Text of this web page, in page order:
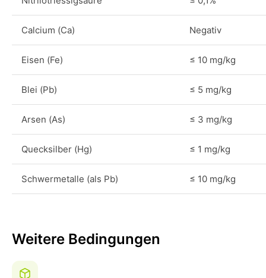
Calcium (Ca) Negativ
Eisen (Fe) ≤ 10 mg/kg
Blei (Pb) ≤ 5 mg/kg
Arsen (As) ≤ 3 mg/kg
Quecksilber (Hg) ≤ 1 mg/kg
Schwermetalle (als Pb) ≤ 10 mg/kg
Weitere Bedingungen